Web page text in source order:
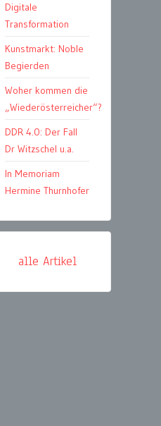
Digitale
Transformation
Kunstmarkt: Noble
Begierden
Woher kommen die
„Wiederösterreicher“?
DDR 4.0: Der Fall
Dr Witzschel u.a.
In Memoriam
Hermine Thurnhofer
alle Artikel